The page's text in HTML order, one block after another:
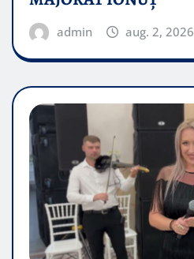
admin aug. 2, 2026